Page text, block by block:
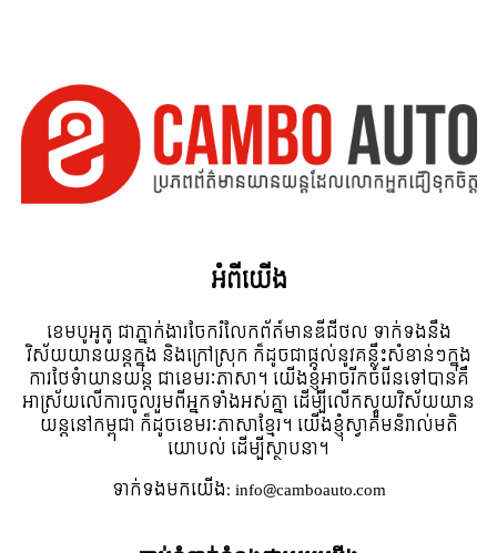
អំពី​យើង
ខេមបូអូតូ ជាភ្នាក់ងារចែករំលែកព័ត៍មានឌីជីថល ទាក់ទងនឹង
វិស័យយានយន្តក្នុង និងក្រៅស្រុក ក៏ដូចជាផ្តល់នូវគន្លឹះសំខាន់ៗក្នុង
ការថែទំាយានយន្ត ជាខេមរៈភាសា។ យើងខ្ញុំអាចរីកចំរើនទៅបានគឺ
អាស្រ័យលើការចូលរួមពីអ្នកទាំងអស់គ្នា ដើម្បីលើកស្ទួយវិស័យយាន
យន្តនៅកម្ពុជា ក៏ដូចខេមរៈភាសាខ្មែរ។ យើងខ្ញុំស្វាគមន៌រាល់មតិ
យោបល់ ដើម្បីស្ថាបនា។
ទាក់ទង​មក​យើង:info@camboauto.com